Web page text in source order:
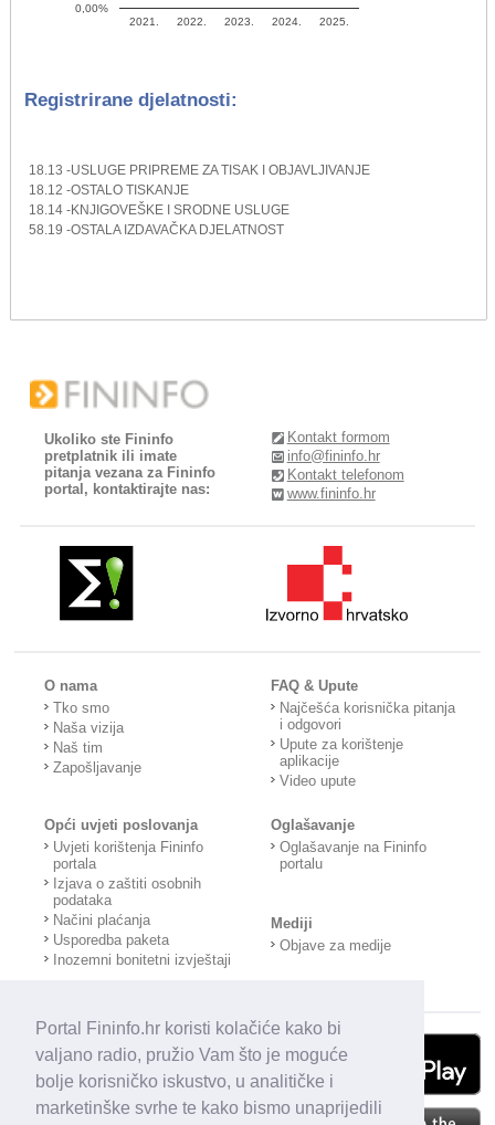
Portal Fininfo.hr koristi kolačiće kako bi
valjano radio, pružio Vam što je moguće
bolje korisničko iskustvo, u analitičke i
marketinške svrhe te kako bismo unaprijedili
2021. 2022. 2023. 2024. 2025.
0,00%
Registrirane djelatnosti:
18.13 -USLUGE PRIPREME ZA TISAK I OBJAVLJIVANJE
18.12 -OSTALO TISKANJE
18.14 -KNJIGOVEŠKE I SRODNE USLUGE
58.19 -OSTALA IZDAVAČKA DJELATNOST
Ukoliko ste Fininfo
pretplatnik ili imate
pitanja vezana za Fininfo
portal, kontaktirajte nas:
Kontakt formom
info@fininfo.hr
Kontakt telefonom
www.fininfo.hr
O nama
Tko smo
Naša vizija
Naš tim
Zapošljavanje
FAQ & Upute
Najčešća korisnička pitanja
i odgovori
Upute za korištenje
aplikacije
Video upute
Opći uvjeti poslovanja
Uvjeti korištenja Fininfo
portala
Izjava o zaštiti osobnih
podataka
Načini plaćanja
Usporedba paketa
Inozemni bonitetni izvještaji
Oglašavanje
Oglašavanje na Fininfo
portalu
Mediji
Objave za medije